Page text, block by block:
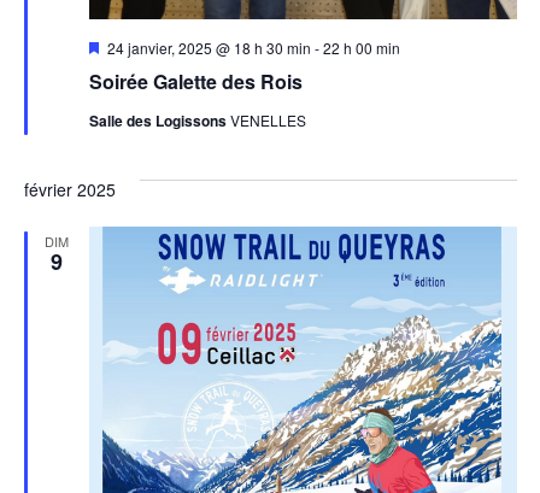
Soirée Galette des Rois
Mis
avant
24 janvier, 2025 @ 18 h 30 min -22 h 00 min
Salle des LogissonsVENELLES
février 2025
DIM
9